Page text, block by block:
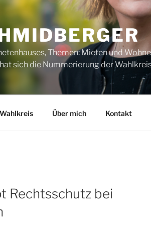
Themen: Mieten und
sich die Nummerierung der
Wahlkreis Über mich Kontakt
Rechtsschutz bei